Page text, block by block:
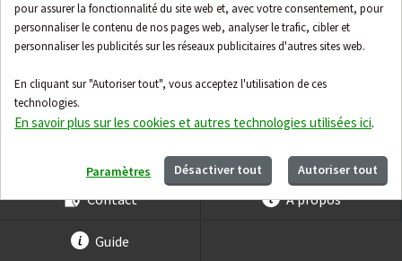
pour assurer la fonctionnalité du site web et, avec votre consentement, pour
personnaliser le contenu de nos pages web, analyser le trafic, cibler et
personnaliser les publicités sur les réseaux publicitaires d'autres sites web.
En cliquant sur "Autoriser tout", vous acceptez l'utilisation de ces
technologies.
En savoir plus sur les cookies et autres technologies utilisées ici.
Paramètres Désactiver tout Autoriser tout
Vannes mélangeuses thermostatiques
Honeywell Evohome
Contact À propos
Guide